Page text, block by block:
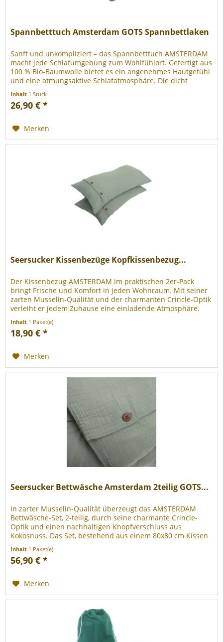
Spannbetttuch Amsterdam GOTS Spannbettlaken
Sanft und unkompliziert – das Spannbetttuch AMSTERDAM
macht jede Schlafumgebung zum Wohlfühlort. Gefertigt aus
100 % Bio-Baumwolle bietet es ein angenehmes Hautgefühl
und eine atmungsaktive Schlafatmosphäre. Die dicht
Inhalt 1 Stück
26,90 € *
Merken
Seersucker Kissenbezüge Kopfkissenbezug...
Der Kissenbezug AMSTERDAM im praktischen 2er-Pack
bringt Frische und Komfort in jeden Wohnraum. Mit seiner
zarten Musselin-Qualität und der charmanten Crincle-Optik
verleiht er jedem Zuhause eine einladende Atmosphäre.
Inhalt 1 Paket(e)
18,90 € *
Merken
Seersucker Bettwäsche Amsterdam 2teilig GOTS...
In zarter Musselin-Qualität überzeugt das AMSTERDAM
Bettwäsche-Set, 2-teilig, durch seine charmante Crincle-
Optik und einen nachhaltigen Knopfverschluss aus
Kokosnuss. Das Set, bestehend aus einem 80x80 cm Kissen
Inhalt 1 Paket(e)
56,90 € *
Merken